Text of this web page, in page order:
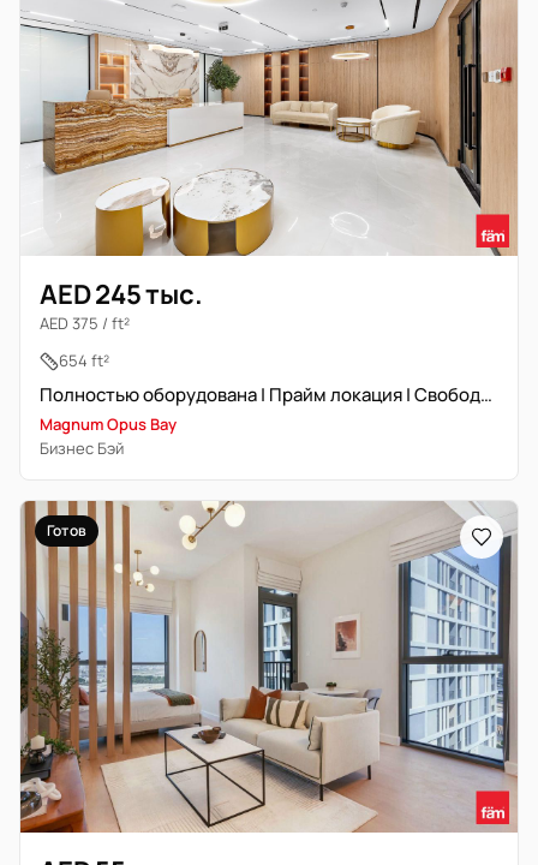
AED 245 тыс.
AED 375 / ft²
654 ft²
Полностью оборудована | Прайм локация | Свободна
Magnum Opus Bay
Бизнес Бэй
Готов